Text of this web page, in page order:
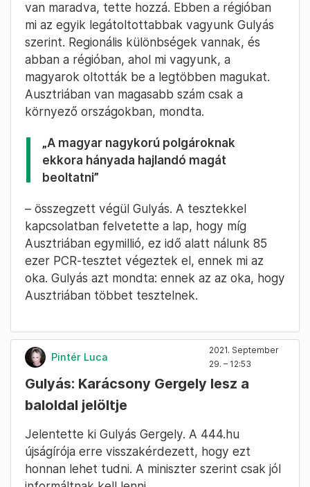
van maradva, tette hozzá. Ebben a régióban
mi az egyik legátoltottabbak vagyunk Gulyás
szerint. Regionális különbségek vannak, és
abban a régióban, ahol mi vagyunk, a
magyarok oltották be a legtöbben magukat.
Ausztriában van magasabb szám csak a
környező országokban, mondta.
„A magyar nagykorú polgároknak
ekkora hányada hajlandó magát
beoltatni”
– összegzett végül Gulyás. A tesztekkel
kapcsolatban felvetette a lap, hogy míg
Ausztriában egymillió, ez idő alatt nálunk 85
ezer PCR-tesztet végeztek el, ennek mi az
oka. Gulyás azt mondta: ennek az az oka, hogy
Ausztriában többet tesztelnek.
Pintér Luca
2021. September
29. – 12:53
Gulyás: Karácsony Gergely lesz a
baloldal jelöltje
Jelentette ki Gulyás Gergely. A 444.hu
újságírója erre visszakérdezett, hogy ezt
honnan lehet tudni. A miniszter szerint csak jól